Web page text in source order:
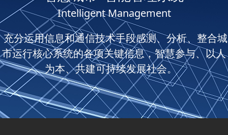
Intelligent Management
充分运用信息和通信技术手段感测、分析、整合城
市运行核心系统的各项关键信息，智慧参与、以人
为本、共建可持续发展社会。